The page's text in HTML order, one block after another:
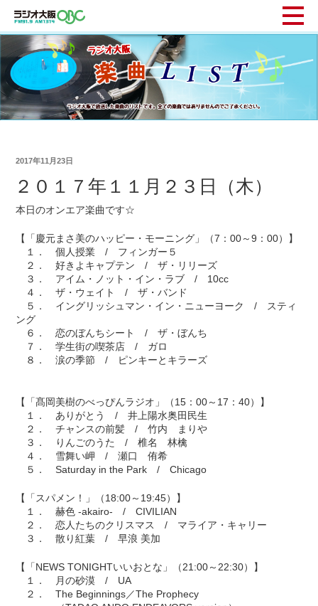
2017年11月23日
２０１７年１１月２３日（木）
本日のオンエア楽曲です☆
【「慶元まさ美のハッピー・モーニング」（7：00～9：00）】
１． 個人授業 / フィンガー５
２． 好きよキャプテン / ザ・リリーズ
３． アイム・ノット・イン・ラブ / 10cc
４． ザ・ウェイト / ザ・バンド
５． イングリッシュマン・イン・ニューヨーク / スティ
ング
６． 恋のぼんちシート / ザ・ぼんち
７． 学生街の喫茶店 / ガロ
８． 涙の季節 / ピンキーとキラーズ
【「髙岡美樹のべっぴんラジオ」（15：00～17：40）】
１． ありがとう / 井上陽水奥田民生
２． チャンスの前髪 / 竹内 まりや
３． りんごのうた / 椎名 林檎
４． 雪舞い岬 / 瀬口 侑希
５． Saturday in the Park / Chicago
【「スパメン！」（18:00～19:45）】
１． 赫色 -akairo- / CIVILIAN
２． 恋人たちのクリスマス / マライア・キャリー
３． 散り紅葉 / 早浪 美加
【「NEWS TONIGHTいいおとな」（21:00～22:30）】
１． 月の砂漠 / UA
２． The Beginnings／The Prophecy